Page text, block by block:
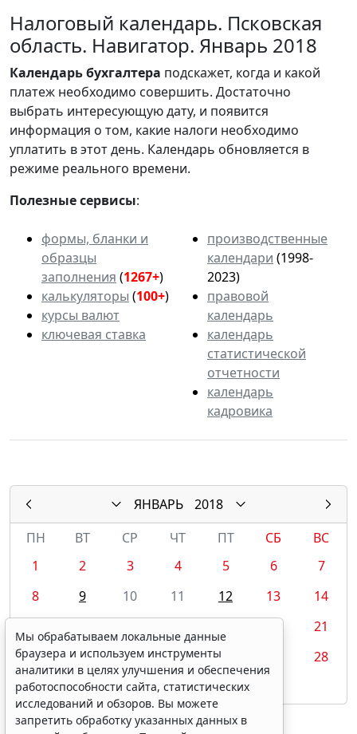
Налоговый календарь. Псковская
область. Навигатор. Январь 2018
Календарьбухгалтера подскажет, когда и какой
платеж необходимо совершить. Достаточно
выбрать интересующую дату, и появится
информация о том, какие налоги необходимо
уплатить в этот день. Календарь обновляется в
режиме реального времени.
Полезные сервисы:
формы, бланки и
образцы
заполнения (1267+)
калькуляторы (100+)
курсы валют
ключевая ставка
производственные
календари (1998-
2023)
правовой
календарь
календарь
статистической
отчетности
календарь
кадровика
ЯНВАРЬ
2018
ПН
ВТ СР ЧТ ПТ СБ
ВС
1
2 3 4 5 6
7
8
9 10 11 12 13
14
21
22
23 24 25 26
28
29
30 31
Мы обрабатываем локальные данные
браузера и используем инструменты
аналитики в целях улучшения и обеспечения
работоспособности сайта, статистических
исследований и обзоров. Вы можете
запретить обработку указанных данных в